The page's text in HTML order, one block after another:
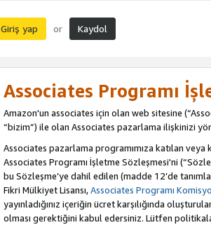
Giriş yap or Kaydol
Associates Programı
Amazon'un associates için olan web sitesine
“bizim”) ile olan Associates pazarlama ilişkinizi
Associates pazarlama programımıza katılan veya
Associates Programı İşletme Sözleşmesi'ni
bu Sözleşme’ye dahil edilen (madde 12’de
Fikri Mülkiyet Lisansı,Associates Programı
yayınladığınız içeriğin ücret karşılığında
olması gerektiğini kabul edersiniz. Lütfen